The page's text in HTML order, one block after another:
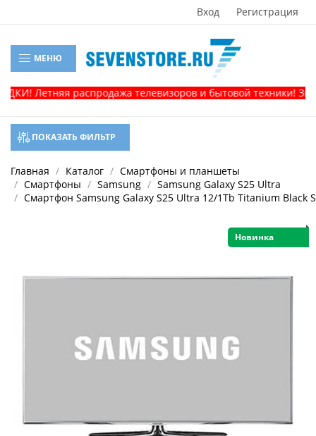
Вход Регистрация
МЕНЮ
Летняя распродажа телевизоров и бытовой техники!
ПОКАЗАТЬ ФИЛЬТР
Главная Каталог
Смартфоны и планшеты
Смартфоны
Samsung
Samsung Galaxy S25 Ultra
Смартфон Samsung Galaxy S25 Ultra 12/1Tb Titanium Black
Новинка